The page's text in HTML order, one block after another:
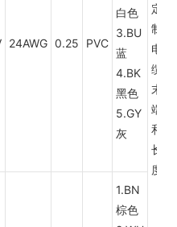
定
制
电
缆
末
端
和
长
度
24AWG 0.25 PVC
白色
3.BU
蓝
4.BK
黑色
5.GY
灰
1.BN
棕色